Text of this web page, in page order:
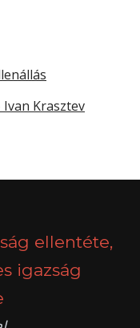
Krasztev
ellentéte,
igazság